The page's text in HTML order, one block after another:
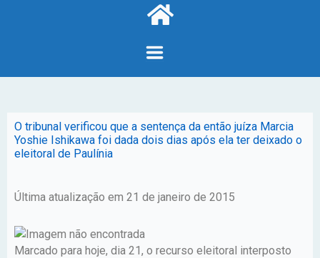
O tribunal verificou que a sentença da então juíza Marcia
Yoshie Ishikawa foi dada dois dias após ela ter deixado o
eleitoral de Paulínia
Última atualização em 21 de janeiro de 2015
Marcado para hoje, dia 21, o recurso eleitoral interposto